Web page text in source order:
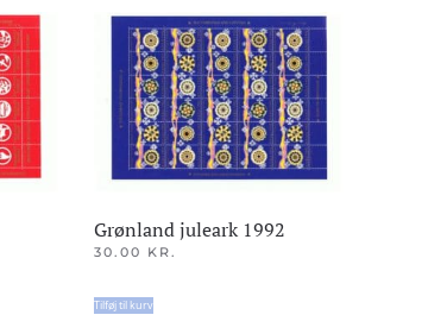
Grønland juleark 1992
30.00 KR.
Tilføj til kurv